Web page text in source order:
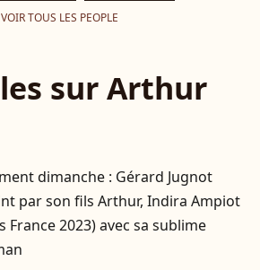
VOIR TOUS LES PEOPLE
sur Arthur
dimanche : Gérard Jugnot
par son fils Arthur, Indira Ampiot
France 2023) avec sa sublime